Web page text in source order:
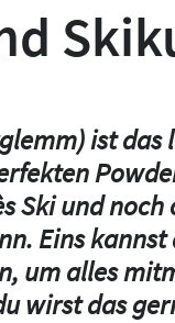
ist das
Ski und
Eins
um alles
wirst das